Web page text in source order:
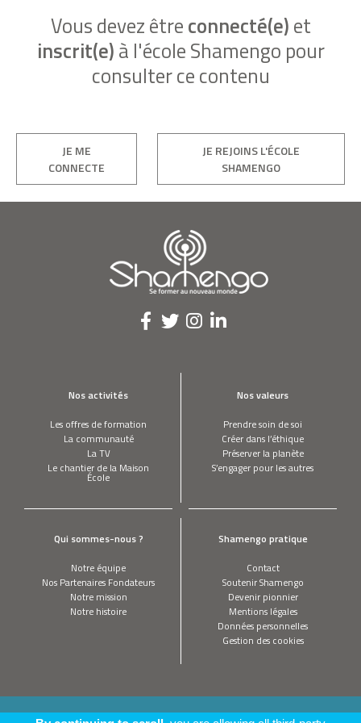
Vous devez êtreconnecté(e)et
inscrit(e)à l'école Shamengo pour
consulter ce contenu
JE ME
CONNECTE
JE REJOINS L'ÉCOLE
SHAMENGO
Nos activités
Les offres de formation
La communauté
La TV
Le chantier de la Maison
École
Nos valeurs
Prendre soin de soi
Créer dans l’éthique
Préserver la planète
S’engager pour les autres
Qui sommes-nous ?
Notre équipe
Nos Partenaires Fondateurs
Notre mission
Notre histoire
Shamengo pratique
Contact
Soutenir Shamengo
Devenir pionnier
Mentions légales
Données personnelles
Gestion des cookies